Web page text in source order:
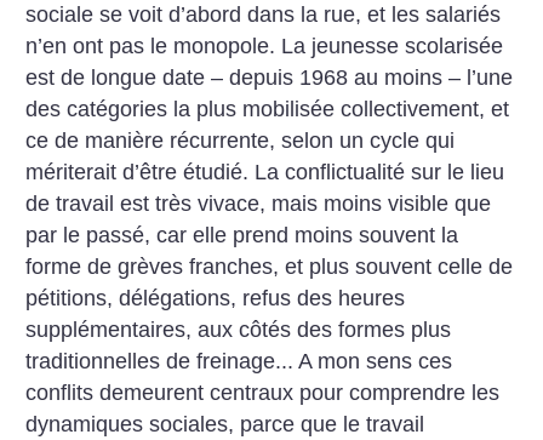
sociale se voit d’abord dans la rue, et les salariés
n’en ont pas le monopole. La jeunesse scolarisée
est de longue date – depuis 1968 au moins – l’une
des catégories la plus mobilisée collectivement, et
ce de manière récurrente, selon un cycle qui
mériterait d’être étudié. La conflictualité sur le lieu
de travail est très vivace, mais moins visible que
par le passé, car elle prend moins souvent la
forme de grèves franches, et plus souvent celle de
pétitions, délégations, refus des heures
supplémentaires, aux côtés des formes plus
traditionnelles de freinage... A mon sens ces
conflits demeurent centraux pour comprendre les
dynamiques sociales, parce que le travail